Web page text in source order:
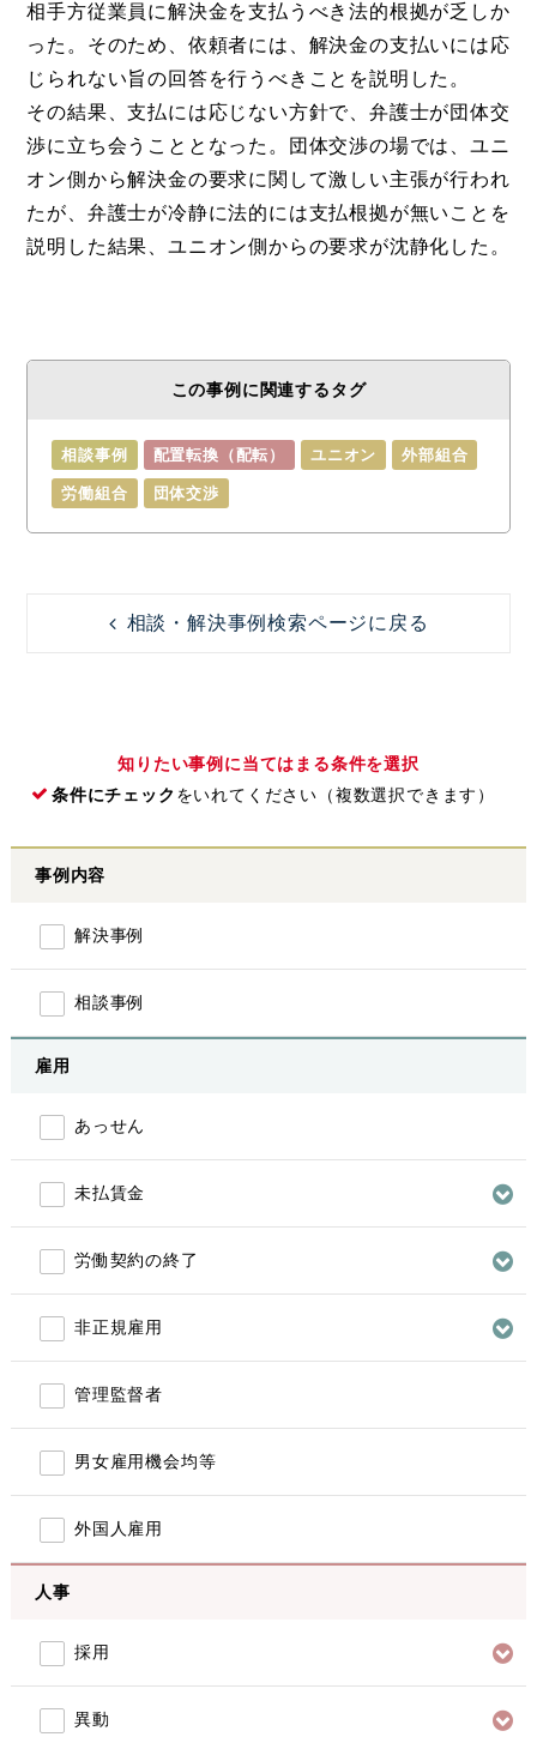
相手方従業員に解決金を支払うべき法的根拠が乏しか
った。そのため、依頼者には、解決金の支払いには応
じられない旨の回答を行うべきことを説明した。
その結果、支払には応じない方針で、弁護士が団体交
渉に立ち会うこととなった。団体交渉の場では、ユニ
オン側から解決金の要求に関して激しい主張が行われ
たが、弁護士が冷静に法的には支払根拠が無いことを
説明した結果、ユニオン側からの要求が沈静化した。
この事例に関連するタグ
相談事例 配置転換（配転） ユニオン 外部組合
労働組合 団体交渉
相談・解決事例検索ページに戻る
知りたい事例に当てはまる条件を選択
条件にチェック をいれてください（複数選択できます）
事例内容
解決事例
相談事例
雇用
あっせん
未払賃金
労働契約の終了
非正規雇用
管理監督者
男女雇用機会均等
外国人雇用
人事
採用
異動